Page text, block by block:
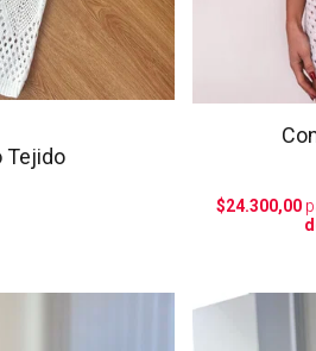
Tejido
$24.300,00